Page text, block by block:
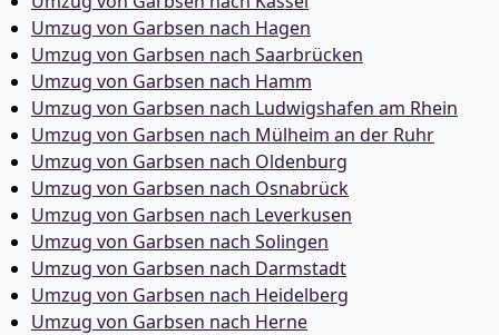
Umzug von Garbsen nach Hagen
Umzug von Garbsen nach Saarbrücken
Umzug von Garbsen nach Hamm
Umzug von Garbsen nach Ludwigshafen am Rhein
Umzug von Garbsen nach Mülheim an der Ruhr
Umzug von Garbsen nach Oldenburg
Umzug von Garbsen nach Osnabrück
Umzug von Garbsen nach Leverkusen
Umzug von Garbsen nach Solingen
Umzug von Garbsen nach Darmstadt
Umzug von Garbsen nach Heidelberg
Umzug von Garbsen nach Herne